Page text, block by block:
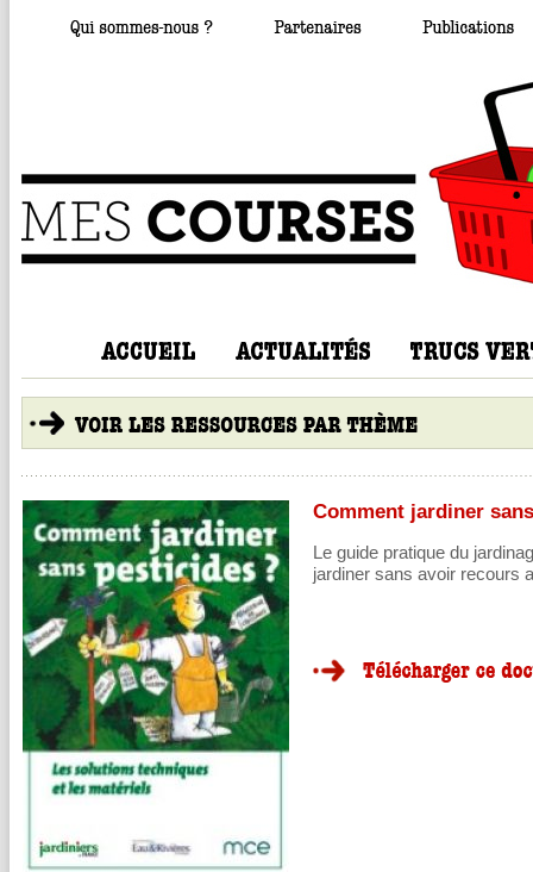
Comment jardiner
Le guide pratique du
jardiner sans avoir recours